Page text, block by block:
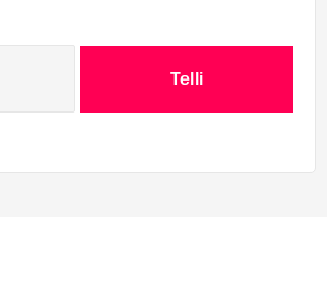
Telli